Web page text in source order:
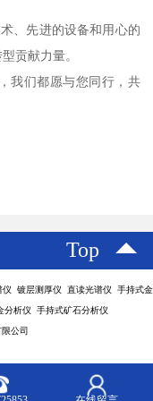
、先进的设备和用心的
贡献力量。
我们都愿与您同行，共
Top
仪 镀层测厚仪 直读光谱仪 手持式金
分析仪 手持式矿石分析仪
公司